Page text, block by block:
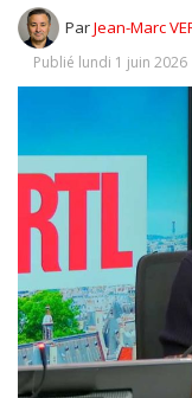
ParJean-Marc
Publié lundi 1 juin 2026